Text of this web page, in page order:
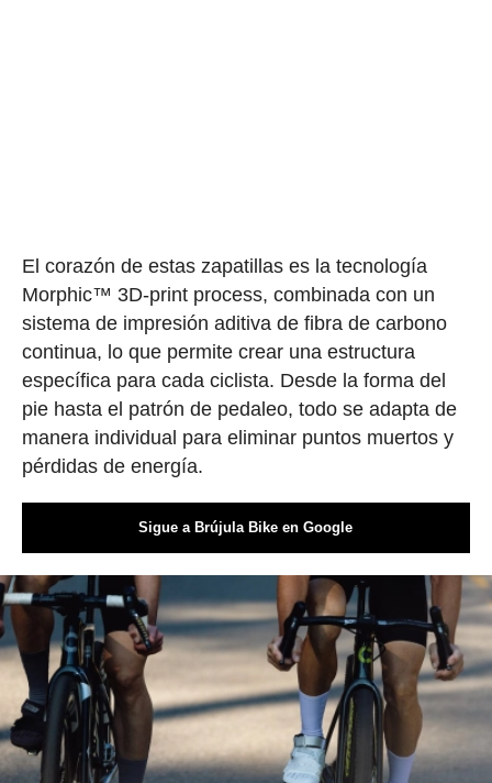
El corazón de estas zapatillas es la tecnología
Morphic™ 3D-print process, combinada con un
sistema de impresión aditiva de fibra de carbono
continua, lo que permite crear una estructura
específica para cada ciclista. Desde la forma del
pie hasta el patrón de pedaleo, todo se adapta de
manera individual para eliminar puntos muertos y
pérdidas de energía.
Sigue a Brújula Bike en Google